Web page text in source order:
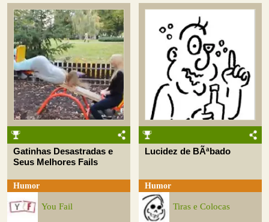
Gatinhas Desastradas e
Seus Melhores Fails
Humor
You Fail
Lucidez de BÃªbado
Humor
Tiras e Colocas